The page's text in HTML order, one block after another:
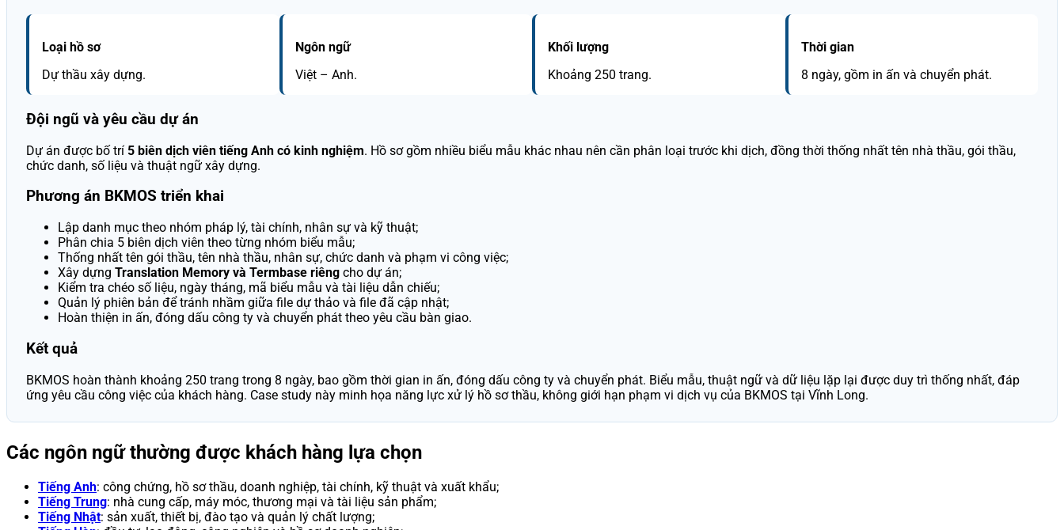
Loại hồ sơ
Dự thầu xây dựng.
Ngôn ngữ
Việt – Anh.
Khối lượng
Khoảng 250 trang.
Thời gian
8 ngày, gồm in ấn và chuyển phát.
Đội ngũ và yêu cầu dự án
Dự án được bố trí 5 biên dịch viên tiếng Anh có kinh nghiệm. Hồ sơ gồm nhiều biểu mẫu khác nhau nên cần phân loại trước khi dịch, đồng thời thống nhất tên nhà thầu, gói thầu,
chức danh, số liệu và thuật ngữ xây dựng.
Phương án BKMOS triển khai
Lập danh mục theo nhóm pháp lý, tài chính, nhân sự và kỹ thuật;
Phân chia 5 biên dịch viên theo từng nhóm biểu mẫu;
Thống nhất tên gói thầu, tên nhà thầu, nhân sự, chức danh và phạm vi công việc;
Xây dựng Translation Memory và Termbase riêng cho dự án;
Kiểm tra chéo số liệu, ngày tháng, mã biểu mẫu và tài liệu dẫn chiếu;
Quản lý phiên bản để tránh nhầm giữa file dự thảo và file đã cập nhật;
Hoàn thiện in ấn, đóng dấu công ty và chuyển phát theo yêu cầu bàn giao.
Kết quả
BKMOS hoàn thành khoảng 250 trang trong 8 ngày, bao gồm thời gian in ấn, đóng dấu công ty và chuyển phát. Biểu mẫu, thuật ngữ và dữ liệu lặp lại được duy trì thống nhất, đáp
ứng yêu cầu công việc của khách hàng. Case study này minh họa năng lực xử lý hồ sơ thầu, không giới hạn phạm vi dịch vụ của BKMOS tại Vĩnh Long.
Các ngôn ngữ thường được khách hàng lựa chọn
Tiếng Anh: công chứng, hồ sơ thầu, doanh nghiệp, tài chính, kỹ thuật và xuất khẩu;
Tiếng Trung: nhà cung cấp, máy móc, thương mại và tài liệu sản phẩm;
Tiếng Nhật: sản xuất, thiết bị, đào tạo và quản lý chất lượng;